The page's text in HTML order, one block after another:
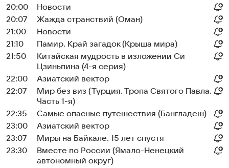
20:00
Новости
20:07
Жажда странствий (Оман)
21:00
Новости
21:10
Памир. Край загадок (Крыша мира)
21:50
Китайская мудрость в изложении Си
Цзиньпина (4-я серия)
22:00
Азиатский вектор
22:07
Мир без виз (Турция. Тропа Святого Павла.
Часть 1-я)
22:35
Самые опасные путешествия (Бангладеш)
23:00
Азиатский вектор
23:07
Миры на Байкале. 15 лет спустя
23:30
Вместе по России (Ямало-Ненецкий
автономный округ)